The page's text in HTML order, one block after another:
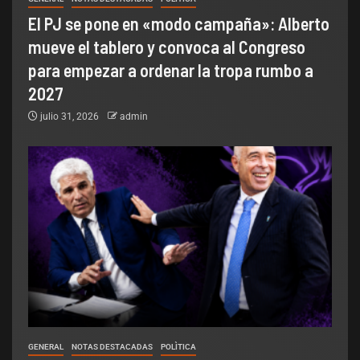
El PJ se pone en «modo campaña»: Alberto
mueve el tablero y convoca al Congreso
para empezar a ordenar la tropa rumbo a
2027
julio 31, 2026 admin
GENERAL NOTAS DESTACADAS POLÌTICA